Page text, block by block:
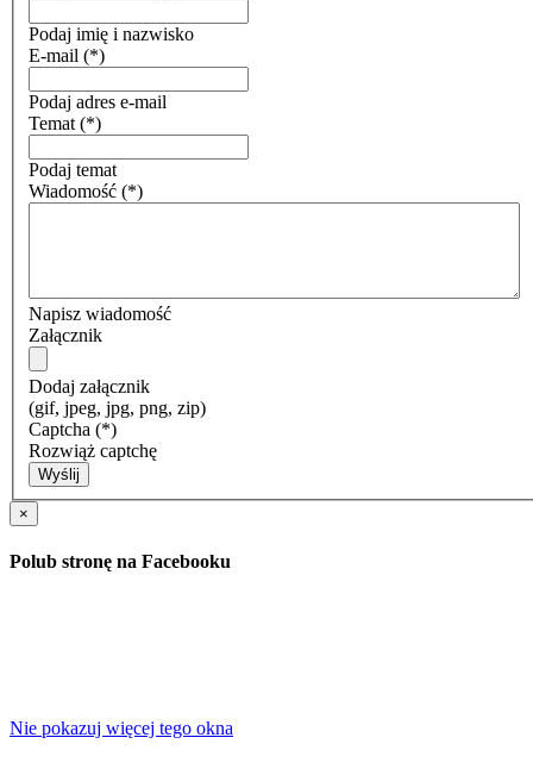
Podaj imię i nazwisko
E-mail (*)
Podaj adres e-mail
Temat (*)
Podaj temat
Wiadomość (*)
Napisz wiadomość
Załącznik
Dodaj załącznik
(gif, jpeg, jpg, png, zip)
Captcha (*)
Rozwiąż captchę
Wyślij
×
Polub stronę na Facebooku
Nie pokazuj więcej tego okna